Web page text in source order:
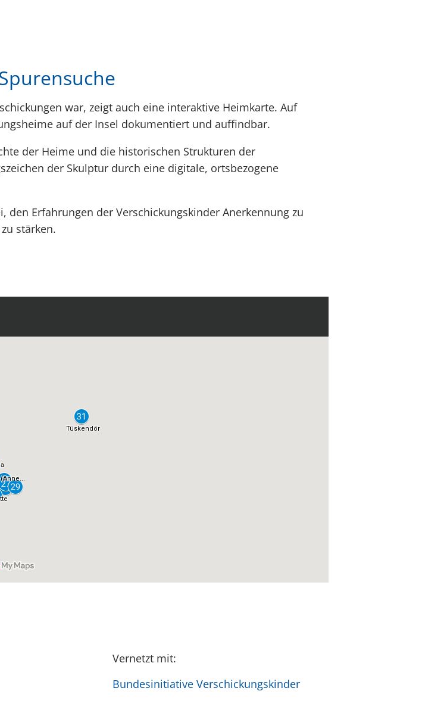
war, zeigt auch eine interaktive Heimkarte. Auf
auf der Insel dokumentiert und auffindbar.
der Heime und die historischen Strukturen der
der Skulptur durch eine digitale, ortsbezogene
Erfahrungen der Verschickungskinder Anerkennung zu
stärken.
Vernetzt mit:
Bundesinitiative Verschickungskinder